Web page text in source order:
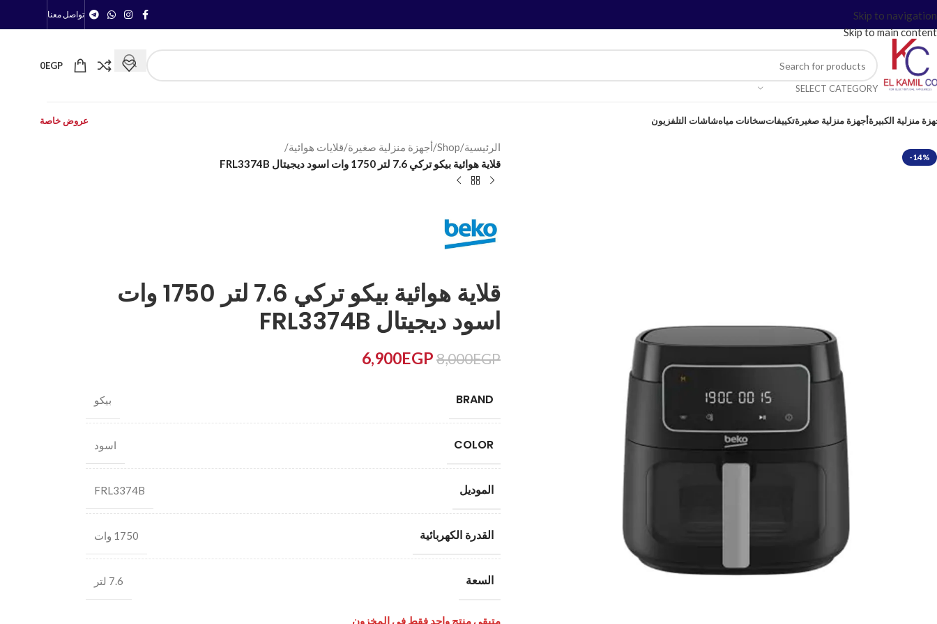
Skip to navigation
Skip to main content
تواصل معنا
SELECT CATEGORY
0EGP
منزلية الكبيرةأجهزة منزلية صغيرةتكييفاتسخانات مياهشاشات التلفزيون عروض خاصة
-14%
الرئيسية/
Shop
/أجهزة منزلية صغيرة/قلايات هوائية/
قلاية هوائية بيكو تركي 7.6 لتر 1750 وات اسود ديجيتال FRL3374B
قلاية هوائية بيكو تركي 7.6 لتر 1750 وات
اسود ديجيتال FRL3374B
8,000EGP
6,900EGP
BRAND بيكو
COLOR اسود
الموديل FRL3374B
القدرة الكهربائية 1750 وات
السعة 7.6 لتر
متبقي منتج واحد فقط في المخزون